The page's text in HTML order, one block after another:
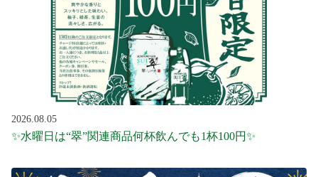
2026.08.05
✨水曜日は“翠”関連商品何杯飲んでも1杯100円✨